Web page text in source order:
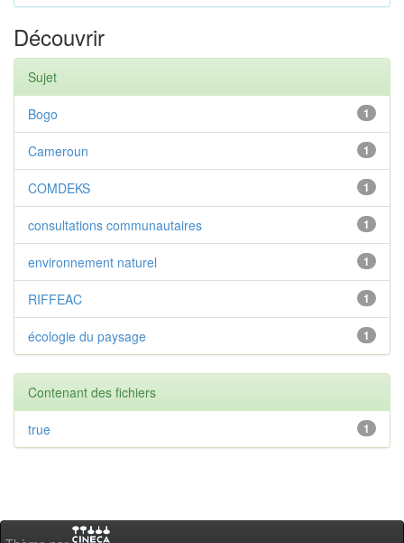
Découvrir
Sujet
1
Bogo
1
Cameroun
1
COMDEKS
1
consultations communautaires
1
environnement naturel
1
RIFFEAC
1
écologie du paysage
Contenant des fichiers
1
true